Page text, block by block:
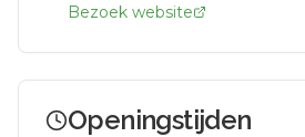
Bezoek website
Openingstijden